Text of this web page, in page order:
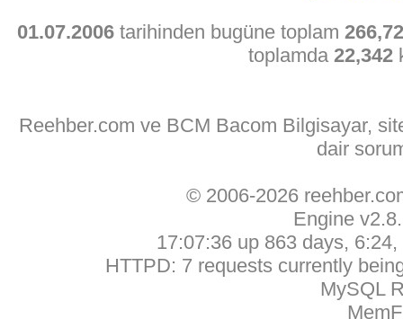
01.07.2006 tarihinden bugüne toplam
toplamda 22,342
Reehber.com ve BCM Bacom Bilgisayar,
dair
© 2006-2026
Engine
17:07:36 up 863 days,
HTTPD: 7 requests currently
MySQL